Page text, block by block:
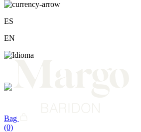
ES
EN
Bag
(0)